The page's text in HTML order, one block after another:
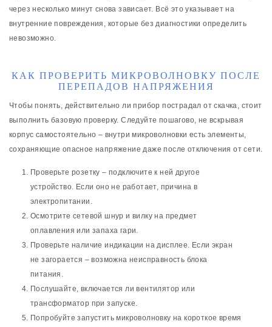
через несколько минут снова зависает. Всё это указывает на
внутренние повреждения, которые без диагностики определить
невозможно.
КАК ПРОВЕРИТЬ МИКРОВОЛНОВКУ ПОСЛЕ
ПЕРЕПАДОВ НАПРЯЖЕНИЯ
Чтобы понять, действительно ли прибор пострадал от скачка, стоит
выполнить базовую проверку. Следуйте пошагово, не вскрывая
корпус самостоятельно – внутри микроволновки есть элементы,
сохраняющие опасное напряжение даже после отключения от сети.
Проверьте розетку – подключите к ней другое
устройство. Если оно не работает, причина в
электропитании.
Осмотрите сетевой шнур и вилку на предмет
оплавления или запаха гари.
Проверьте наличие индикации на дисплее. Если экран
не загорается – возможна неисправность блока
питания.
Послушайте, включается ли вентилятор или
трансформатор при запуске.
Попробуйте запустить микроволновку на короткое время